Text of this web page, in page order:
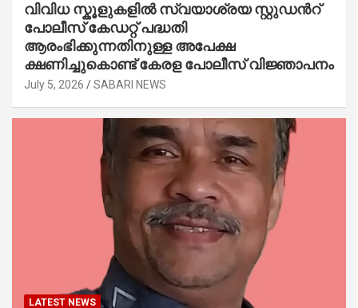
വിവിധ സ്കൂളുകളില്‍ സ്വയാശ്രയ സ്റ്റുഡന്‍റ്
പോലീസ് കേഡറ്റ് പദ്ധതി
ആരംഭിക്കുന്നതിനുള്ള അപേക്ഷ
ക്ഷണിച്ചുകൊണ്ട് കേരള പോലീസ് വിജ്ഞാപനം
July 5, 2026 SABARI NEWS
LATEST NEWS